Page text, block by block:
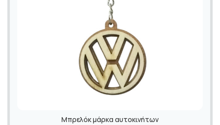
Μπρελόκ μάρκα αυτοκινήτων